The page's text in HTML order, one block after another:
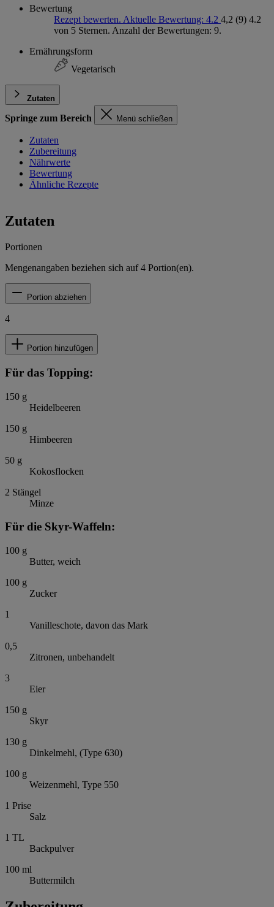
Bewertung
Rezept bewerten. Aktuelle Bewertung: 4.2 4,2 (9) 4.2
von 5 Sternen. Anzahl der Bewertungen: 9.
Ernährungsform
Vegetarisch
Zutaten
Springe zum Bereich Menü schließen
Zutaten
Zubereitung
Nährwerte
Bewertung
Ähnliche Rezepte
Zutaten
Portionen
Mengenangaben beziehen sich auf4 Portion(en).
Portion abziehen
4
Portion hinzufügen
Für das Topping:
150 g
Heidelbeeren
150 g
Himbeeren
50 g
Kokosflocken
2 Stängel
Minze
Für die Skyr-Waffeln:
100 g
Butter, weich
100 g
Zucker
1
Vanilleschote, davon das Mark
0,5
Zitronen, unbehandelt
3
Eier
150 g
Skyr
130 g
Dinkelmehl, (Type 630)
100 g
Weizenmehl, Type 550
1 Prise
Salz
1 TL
Backpulver
100 ml
Buttermilch